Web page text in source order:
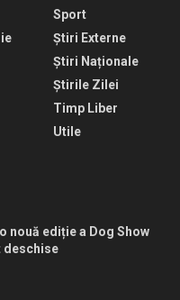
Sport
Știri Externe
Știri Naționale
Știrile Zilei
Timp Liber
Utile
nouă ediție a Dog Show
deschise